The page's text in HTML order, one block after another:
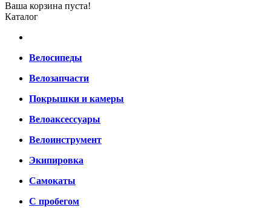
Ваша корзина пуста!
Каталог
Велосипеды
Велозапчасти
Покрышки и камеры
Велоаксессуары
Велоинструмент
Экипировка
Самокаты
С пробегом